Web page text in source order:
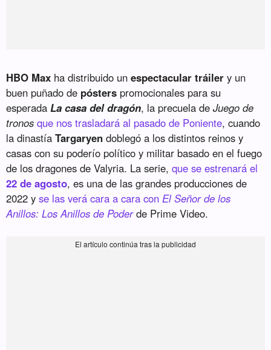
HBO Max ha distribuido unespectacular tráiler y un
buen puñado de pósters promocionales para su
esperada La casa del dragón, la precuela deJuego de
tronos que nos trasladará al pasado de Poniente, cuando
la dinastíaTargaryen doblegó a los distintos reinos y
casas con su poderío político y militar basado en el fuego
de los dragones de Valyria. La serie,que se estrenará el
22 de agosto, es una de las grandes producciones de
2022 yse las verá cara a cara con El Señor de los
Anillos: Los Anillos de Poderde Prime Video.